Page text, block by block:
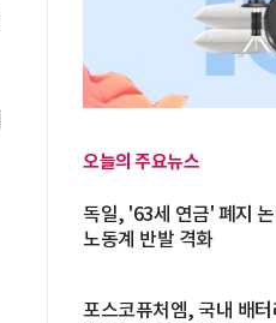
오늘의 주요뉴스
독일, '63세 연금' 폐지
노동계 반발 격화
포스코퓨처엠, 국내 배터